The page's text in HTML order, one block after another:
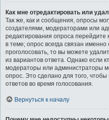
Как мне отредактировать или
Так же, как и сообщения, опросы
создателями, модераторами или
редактирования опроса
в теме; опрос всегда связан
проголосовать, то вы можете
из вариантов ответа. Однако если
модераторы или администраторы
опрос. Это сделано для того,
ответов во время голосования.
Вернуться к началу